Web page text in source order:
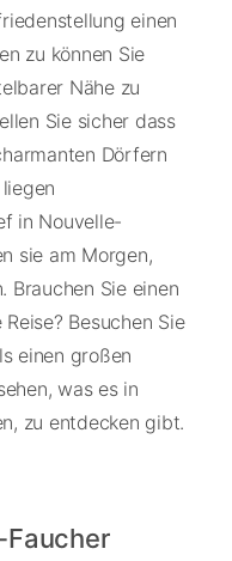
einen
zu können Sie
Nähe zu
Sie sicher dass
Dörfern
in Nouvelle-
sie am Morgen,
Brauchen Sie einen
Besuchen Sie
einen großen
was es in
zu entdecken gibt.
Faucher